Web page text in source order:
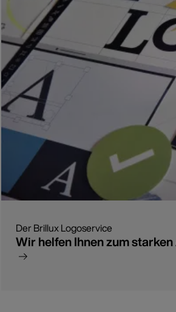
Der Brillux Logoservice
Wir helfen Ihnen zum